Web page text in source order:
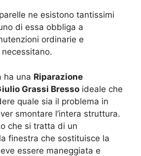
ne esistono tantissimi
di essa obbliga a
ordinarie e
ha una Riparazione
Grassi Bresso ideale che
quale sia il problema in
smontare l’intera struttura.
che si tratta di un
finestra che sostituisce la
essere maneggiata e